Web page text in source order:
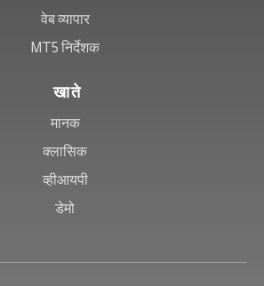
वेब व्यापार
MT5 निर्देशक
खाते
मानक
क्लासिक
व्हीआयपी
डेमो